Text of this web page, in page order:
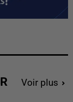
Voir plus